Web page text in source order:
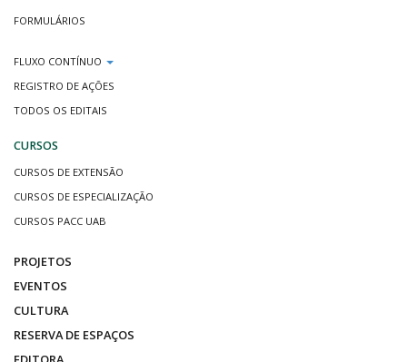
FORMULÁRIOS
FLUXO CONTÍNUO
REGISTRO DE AÇÕES
TODOS OS EDITAIS
CURSOS
CURSOS DE EXTENSÃO
CURSOS DE ESPECIALIZAÇÃO
CURSOS PACC UAB
PROJETOS
EVENTOS
CULTURA
RESERVA DE ESPAÇOS